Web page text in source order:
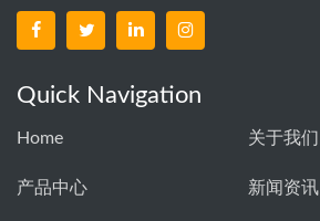
Quick Navigation
Home 关于我们
产品中心 新闻资讯